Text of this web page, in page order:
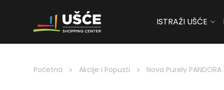
Skip to content
ISTRAŽI UŠĆE
Početna > Akcije i Popusti > Nova Purely